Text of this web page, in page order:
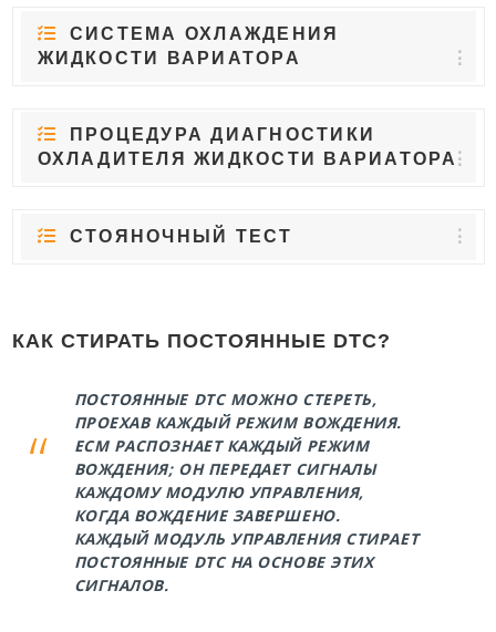
СИСТЕМА ОХЛАЖДЕНИЯ
ЖИДКОСТИ ВАРИАТОРА
ПРОЦЕДУРА ДИАГНОСТИКИ
ОХЛАДИТЕЛЯ ЖИДКОСТИ ВАРИАТОРА
СТОЯНОЧНЫЙ ТЕСТ
КАК СТИРАТЬ ПОСТОЯННЫЕ DTC?
ПОСТОЯННЫЕ DTC МОЖНО СТЕРЕТЬ,
ПРОЕХАВ КАЖДЫЙ РЕЖИМ ВОЖДЕНИЯ.
ECM РАСПОЗНАЕТ КАЖДЫЙ РЕЖИМ
ВОЖДЕНИЯ; ОН ПЕРЕДАЕТ СИГНАЛЫ
КАЖДОМУ МОДУЛЮ УПРАВЛЕНИЯ,
КОГДА ВОЖДЕНИЕ ЗАВЕРШЕНО.
КАЖДЫЙ МОДУЛЬ УПРАВЛЕНИЯ СТИРАЕТ
ПОСТОЯННЫЕ DTC НА ОСНОВЕ ЭТИХ
СИГНАЛОВ.